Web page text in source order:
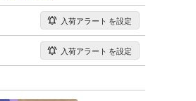
入荷アラート を設定
入荷アラート を設定